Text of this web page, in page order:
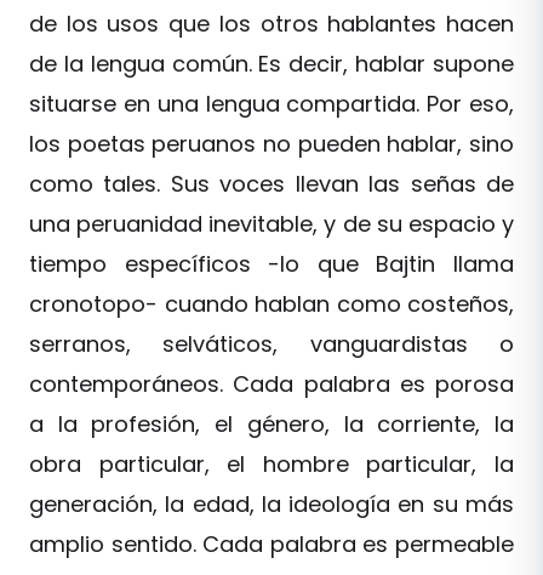
de los usos que los otros hablantes hacen
de la lengua común. Es decir, hablar supone
situarse en una lengua compartida. Por eso,
los poetas peruanos no pueden hablar, sino
como tales. Sus voces llevan las señas de
una peruanidad inevitable, y de su espacio y
tiempo específicos -lo que Bajtin llama
cronotopo- cuando hablan como costeños,
serranos, selváticos, vanguardistas o
contemporáneos. Cada palabra es porosa
a la profesión, el género, la corriente, la
obra particular, el hombre particular, la
generación, la edad, la ideología en su más
amplio sentido. Cada palabra es permeable